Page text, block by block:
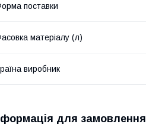
поставки
матеріалу (л)
виробник
для замовлення